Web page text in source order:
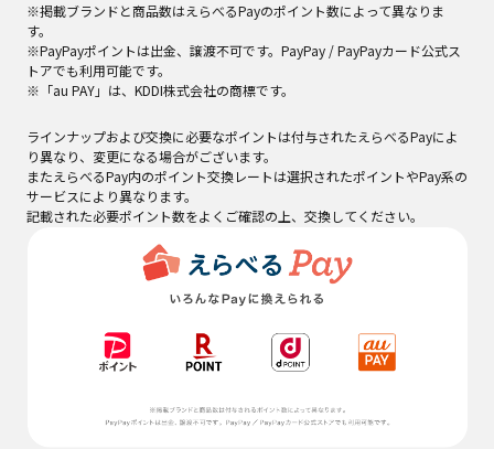
※掲載ブランドと商品数はえらべるPayのポイント数によって異なりま
す。
※PayPayポイントは出金、譲渡不可です。PayPay / PayPayカード公式ス
トアでも利用可能です。
※「au PAY」は、KDDI株式会社の商標です。
ラインナップおよび交換に必要なポイントは付与されたえらべるPayによ
り異なり、変更になる場合がございます。
またえらべるPay内のポイント交換レートは選択されたポイントやPay系の
サービスにより異なります。
記載された必要ポイント数をよくご確認の上、交換してください。